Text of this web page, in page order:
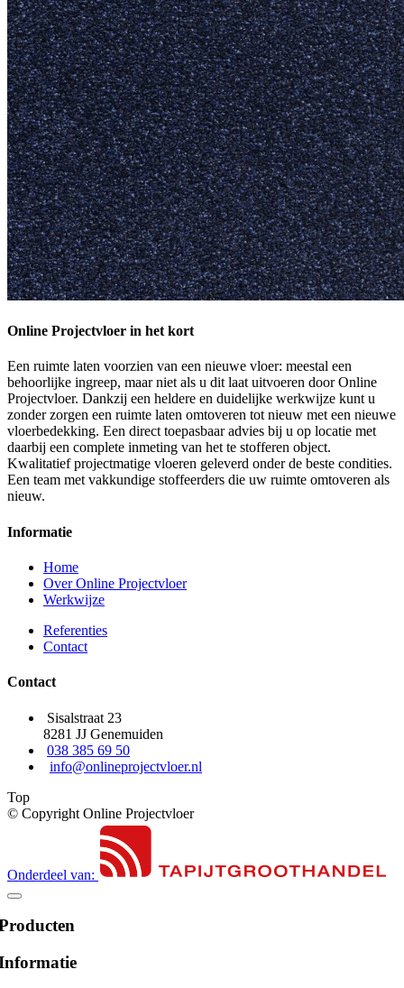
Online Projectvloer in het kort
Een ruimte laten voorzien van een nieuwe vloer: meestal een
behoorlijke ingreep, maar niet als u dit laat uitvoeren door Online
Projectvloer. Dankzij een heldere en duidelijke werkwijze kunt u
zonder zorgen een ruimte laten omtoveren tot nieuw met een nieuwe
vloerbedekking. Een direct toepasbaar advies bij u op locatie met
daarbij een complete inmeting van het te stofferen object.
Kwalitatief projectmatige vloeren geleverd onder de beste condities.
Een team met vakkundige stoffeerders die uw ruimte omtoveren als
nieuw.
Informatie
Home
Over Online Projectvloer
Werkwijze
Referenties
Contact
Contact
Sisalstraat 23
8281 JJ Genemuiden
038 385 69 50
info@onlineprojectvloer.nl
Top
© Copyright Online Projectvloer
Onderdeel van: